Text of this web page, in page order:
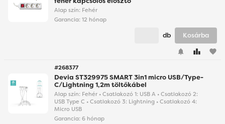
Alap szín: Fehér
Garancia: 12 hónap
favorite
db Kosárba
#268377
Devia ST329975 SMART 3in1 micro USB/Type-
C/Lightning 1,2m töltőkábel
Alap szín: Fehér • Csatlakozó 1: USB A • Csatlakozó 2:
USB Type C • Csatlakozó 3: Lightning • Csatlakozó 4:
Micro USB
Garancia: 6 hónap